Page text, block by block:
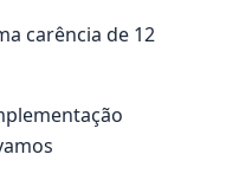
carência de 12